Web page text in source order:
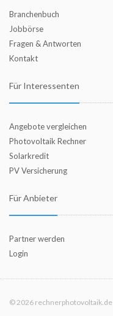
Branchenbuch
Jobbörse
Fragen & Antworten
Kontakt
Für Interessenten
Angebote vergleichen
Photovoltaik Rechner
Solarkredit
PV Versicherung
Für Anbieter
Partner werden
Login
© 2026 rechnerphotovoltaik.de